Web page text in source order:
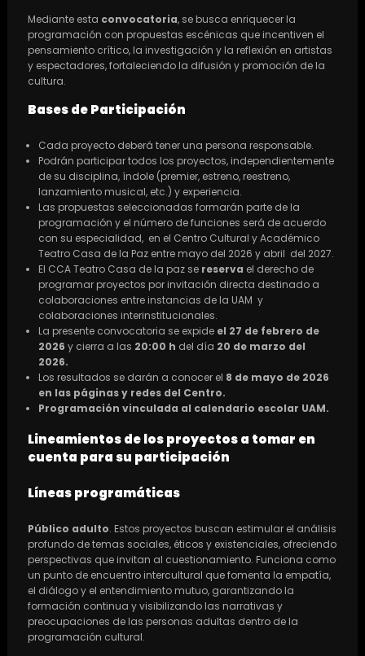
Mediante esta convocatoria, se busca enriquecer la
programación con propuestas escénicas que incentiven el
pensamiento crítico, la investigación y la reflexión en artistas
y espectadores, fortaleciendo la difusión y promoción de la
cultura.
Bases de Participación
Cada proyecto deberá tener una persona responsable.
Podrán participar todos los proyectos, independientemente
de su disciplina, índole (premier, estreno, reestreno,
lanzamiento musical, etc.) y experiencia.
Las propuestas seleccionadas formarán parte de la
programación y el número de funciones será de acuerdo
con su especialidad, en el Centro Cultural y Académico
Teatro Casa de la Paz entre mayo del 2026 y abril del 2027.
El CCA Teatro Casa de la paz se reserva el derecho de
programar proyectos por invitación directa destinado a
colaboraciones entre instancias de la UAM y
colaboraciones interinstitucionales.
La presente convocatoria se expide el 27 de febrero de
2026 y cierra a las 20:00 h del día 20 de marzo del
2026.
Los resultados se darán a conocer el 8 de mayo de 2026
en las páginas y redes del Centro.
Programación vinculada al calendario escolar UAM.
Lineamientos de los proyectos a tomar en
cuenta para su participación
Líneas programáticas
Público adulto. Estos proyectos buscan estimular el análisis
profundo de temas sociales, éticos y existenciales, ofreciendo
perspectivas que invitan al cuestionamiento. Funciona como
un punto de encuentro intercultural que fomenta la empatía,
el diálogo y el entendimiento mutuo, garantizando la
formación continua y visibilizando las narrativas y
preocupaciones de las personas adultas dentro de la
programación cultural.